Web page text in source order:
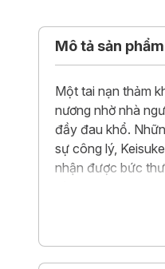
Mô tả sản phẩm
Một tai nạn thảm
nương nhờ nhà
đầy đau khổ.
sự công lý,
nhận được bức
phiên tòa thành
chính anh cũng